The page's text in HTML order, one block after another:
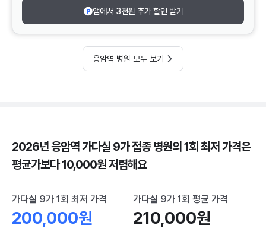
앱에서 3천원 추가 할인 받기
응암역 병원 모두 보기
2026년 응암역 가다실 9가 접종 병원의 1회 최저 가격은
평균가보다 10,000원 저렴해요
가다실 9가 1회 최저 가격
200,000원
가다실 9가 1회 평균 가격
210,000원